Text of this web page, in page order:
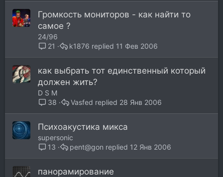
Громкость мониторов - как найти то
самое ?
24/96
21
11 Фев 2006
k1876
как выбрать тот единственный который
должен жить?
D S M
38
28 Янв 2006
Vasfed
Психоакустика микса
supersonic
13
12 Янв 2006
pent@gon
панорамирование